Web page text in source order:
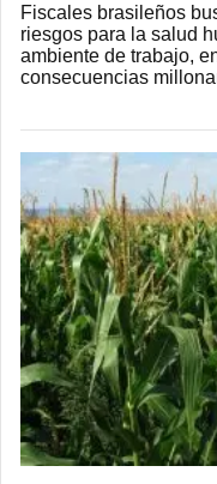
Fiscales brasileños
riesgos para la salud
ambiente de trabajo,
consecuencias